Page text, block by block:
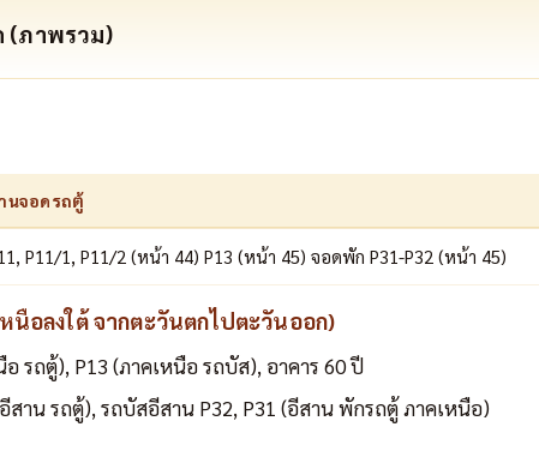
(ภาพรวม)
นจอดรถตู้
P11/1, P11/2 (หน้า 44) P13 (หน้า 45) จอดพัก P31-P32 (หน้า 45)
อลงใต้ จากตะวันตกไปตะวันออก)
อ รถตู้), P13 (ภาคเหนือ รถบัส), อาคาร 60 ปี
สาน รถตู้), รถบัสอีสาน P32, P31 (อีสาน พักรถตู้ ภาคเหนือ)